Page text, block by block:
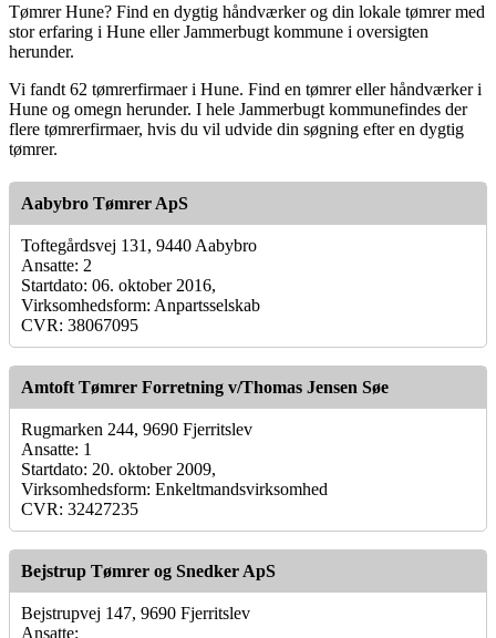
Tømrer Hune? Find en dygtig håndværker og din lokale tømrer med
stor erfaring i Hune eller Jammerbugt kommune i oversigten
herunder.
Vi fandt 62 tømrerfirmaer i Hune. Find en tømrer eller håndværker i
Hune og omegn herunder. I hele Jammerbugt kommunefindes der
flere tømrerfirmaer, hvis du vil udvide din søgning efter en dygtig
tømrer.
Aabybro Tømrer ApS
Toftegårdsvej 131, 9440 Aabybro
Ansatte: 2
Startdato: 06. oktober 2016,
Virksomhedsform: Anpartsselskab
CVR: 38067095
Amtoft Tømrer Forretning v/Thomas Jensen Søe
Rugmarken 244, 9690 Fjerritslev
Ansatte: 1
Startdato: 20. oktober 2009,
Virksomhedsform: Enkeltmandsvirksomhed
CVR: 32427235
Bejstrup Tømrer og Snedker ApS
Bejstrupvej 147, 9690 Fjerritslev
Ansatte: